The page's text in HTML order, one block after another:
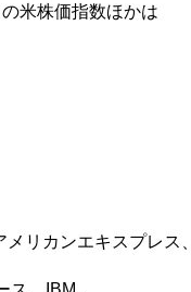
米株価指数ほかは
リカンエキスプレス、